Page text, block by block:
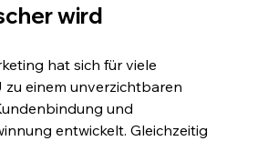
wird
hat sich für viele
zu einem unverzichtbaren
und
entwickelt. Gleichzeitig